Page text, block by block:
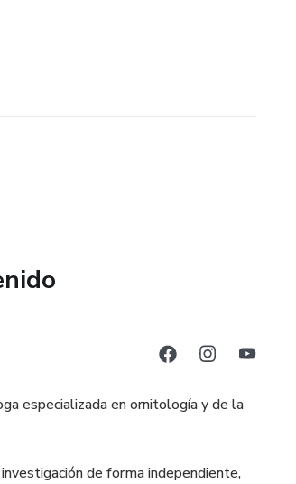
especializada en ornitología y de la
de forma independiente,